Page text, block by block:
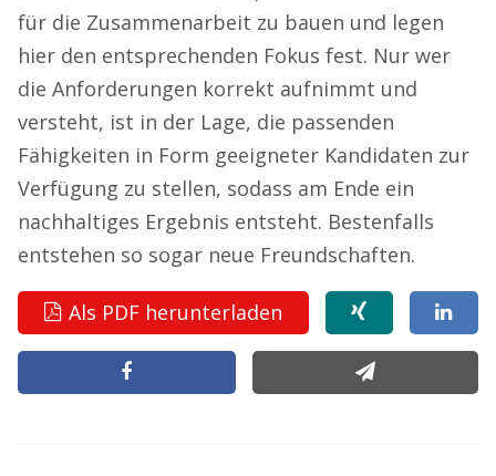
für die Zusammenarbeit zu bauen und legen
hier den entsprechenden Fokus fest. Nur wer
die Anforderungen korrekt aufnimmt und
versteht, ist in der Lage, die passenden
Fähigkeiten in Form geeigneter Kandidaten zur
Verfügung zu stellen, sodass am Ende ein
nachhaltiges Ergebnis entsteht. Bestenfalls
entstehen so sogar neue Freundschaften.
Als PDF herunterladen